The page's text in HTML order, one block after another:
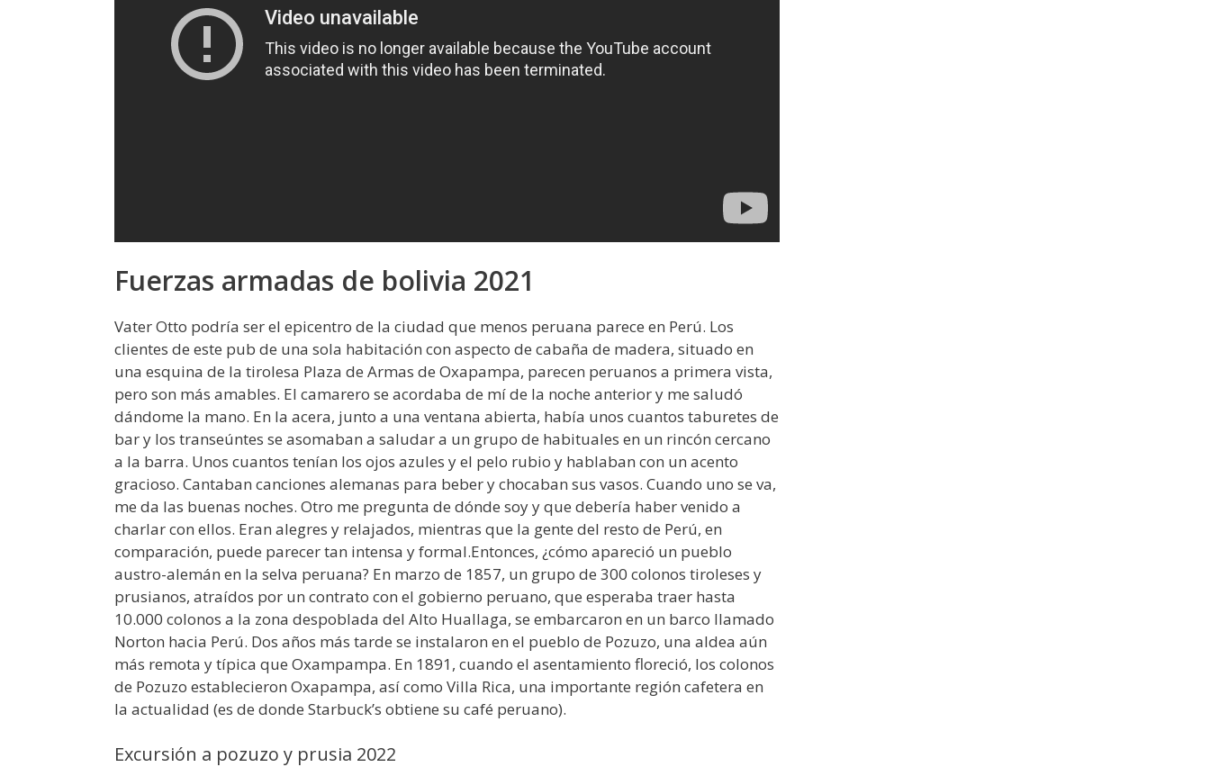
Fuerzas armadas de bolivia 2021
Vater Otto podría ser el epicentro de la ciudad que menos peruana parece en Perú. Los
clientes de este pub de una sola habitación con aspecto de cabaña de madera, situado en
una esquina de la tirolesa Plaza de Armas de Oxapampa, parecen peruanos a primera vista,
pero son más amables. El camarero se acordaba de mí de la noche anterior y me saludó
dándome la mano. En la acera, junto a una ventana abierta, había unos cuantos taburetes de
bar y los transeúntes se asomaban a saludar a un grupo de habituales en un rincón cercano
a la barra. Unos cuantos tenían los ojos azules y el pelo rubio y hablaban con un acento
gracioso. Cantaban canciones alemanas para beber y chocaban sus vasos. Cuando uno se va,
me da las buenas noches. Otro me pregunta de dónde soy y que debería haber venido a
charlar con ellos. Eran alegres y relajados, mientras que la gente del resto de Perú, en
comparación, puede parecer tan intensa y formal.Entonces, ¿cómo apareció un pueblo
austro-alemán en la selva peruana? En marzo de 1857, un grupo de 300 colonos tiroleses y
prusianos, atraídos por un contrato con el gobierno peruano, que esperaba traer hasta
10.000 colonos a la zona despoblada del Alto Huallaga, se embarcaron en un barco llamado
Norton hacia Perú. Dos años más tarde se instalaron en el pueblo de Pozuzo, una aldea aún
más remota y típica que Oxampampa. En 1891, cuando el asentamiento floreció, los colonos
de Pozuzo establecieron Oxapampa, así como Villa Rica, una importante región cafetera en
la actualidad (es de donde Starbuck’s obtiene su café peruano).
Excursión a pozuzo y prusia 2022